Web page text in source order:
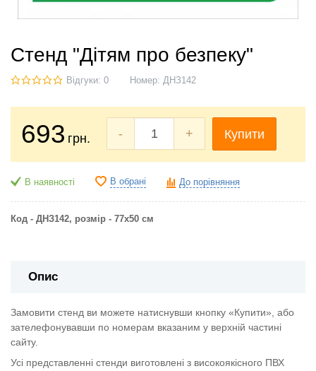
Стенд "Дітям про безпеку"
Відгуки: 0 Номер: ДНЗ142
693 грн. - + Купити
В наявності В обрані До порівняння
Код - ДНЗ142, розмір - 77х50 см
Опис
Замовити стенд ви можете натиснувши кнопку «Купити», або
зателефонувавши по номерам вказаним у верхній частині
сайту.
Усі представленні стенди виготовлені з високоякісного ПВХ